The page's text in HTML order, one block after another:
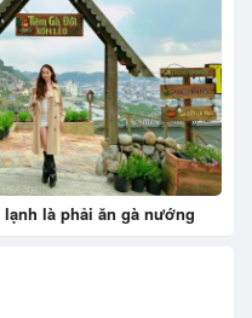
là phải ăn gà nướng